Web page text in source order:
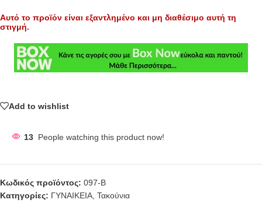
Αυτό το προϊόν είναι εξαντλημένο και μη διαθέσιμο αυτή τη
στιγμή.
Add to wishlist
13 People watching this product now!
Κωδικός προϊόντος: 097-Β
Κατηγορίες: ΓΥΝΑΙΚΕΙΑ Τακούνια